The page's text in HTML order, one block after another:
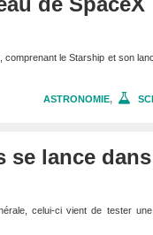
comprenant le Starship et son
ASTRONOMIE,
se lance
celui-ci vient de tester